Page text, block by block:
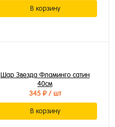
В корзину
Шар Звезда Фламинго сатин
40см
345 ₽/ шт
В корзину